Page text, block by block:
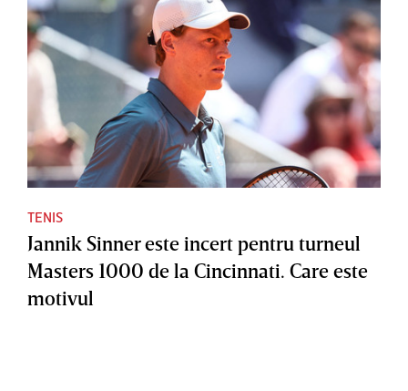
TENIS
Jannik Sinner este incert pentru turneul
Masters 1000 de la Cincinnati. Care este
motivul